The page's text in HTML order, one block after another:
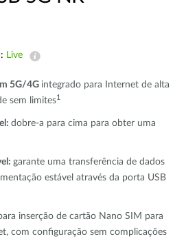
Live
5G/4G integrado para Internet de alta
sem limites1
dobre-a para cima para obter uma
garante uma transferência de dados
estável através da porta USB
inserção de cartão Nano SIM para
com configuração sem complicações